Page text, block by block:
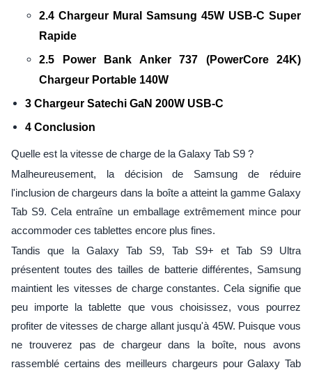
2.4 Chargeur Mural Samsung 45W USB-C Super
Rapide
2.5 Power Bank Anker 737 (PowerCore 24K)
Chargeur Portable 140W
3 Chargeur Satechi GaN 200W USB-C
4 Conclusion
Quelle est la vitesse de charge de la Galaxy Tab S9 ?
Malheureusement, la décision de Samsung de réduire
l'inclusion de chargeurs dans la boîte a atteint la gamme Galaxy
Tab S9. Cela entraîne un emballage extrêmement mince pour
accommoder ces tablettes encore plus fines.
Tandis que la Galaxy Tab S9, Tab S9+ et Tab S9 Ultra
présentent toutes des tailles de batterie différentes, Samsung
maintient les vitesses de charge constantes. Cela signifie que
peu importe la tablette que vous choisissez, vous pourrez
profiter de vitesses de charge allant jusqu'à 45W. Puisque vous
ne trouverez pas de chargeur dans la boîte, nous avons
rassemblé certains des meilleurs chargeurs pour Galaxy Tab